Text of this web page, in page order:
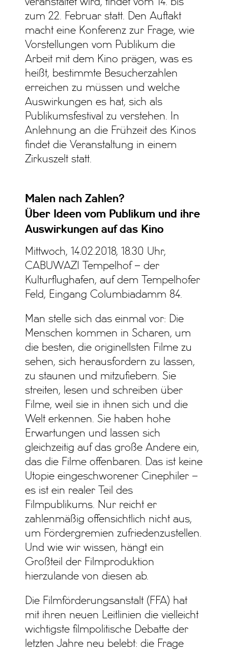
zum 22. Februar statt. Den Auftakt
macht eine Konferenz zur Frage, wie
Vorstellungen vom Publikum die
Arbeit mit dem Kino prägen, was es
heißt, bestimmte Besucherzahlen
erreichen zu müssen und welche
Auswirkungen es hat, sich als
Publikumsfestival zu verstehen. In
Anlehnung an die Frühzeit des Kinos
findet die Veranstaltung in einem
Zirkuszelt statt.
Malen nach Zahlen?
Über Ideen vom Publikum und ihre
Auswirkungen auf das Kino
Mittwoch, 14.02.2018, 18.30 Uhr,
CABUWAZI Tempelhof – der
Kulturflughafen, auf dem Tempelhofer
Feld, Eingang Columbiadamm 84.
Man stelle sich das einmal vor: Die
Menschen kommen in Scharen, um
die besten, die originellsten Filme zu
sehen, sich herausfordern zu lassen,
zu staunen und mitzufiebern. Sie
streiten, lesen und schreiben über
Filme, weil sie in ihnen sich und die
Welt erkennen. Sie haben hohe
Erwartungen und lassen sich
gleichzeitig auf das große Andere ein,
das die Filme offenbaren. Das ist keine
Utopie eingeschworener Cinephiler –
es ist ein realer Teil des
Filmpublikums. Nur reicht er
zahlenmäßig offensichtlich nicht aus,
um Fördergremien zufriedenzustellen.
Und wie wir wissen, hängt ein
Großteil der Filmproduktion
hierzulande von diesen ab.
Die Filmförderungsanstalt (FFA) hat
mit ihren neuen Leitlinien die vielleicht
wichtigste filmpolitische Debatte der
letzten Jahre neu belebt: die Frage